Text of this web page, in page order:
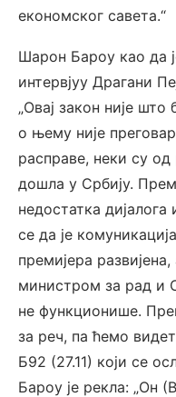
економског савета.“
Шарон Бароу као да
интервјуу Драгани
„Овај закон није
о њему није
расправе, неки су од
дошла у Србију.
недостатка
се да је
премијера
министром за рад и
не функционише.
за реч, па ћемо
Б92 (27.11) који се
Бароу је рекла: „Он